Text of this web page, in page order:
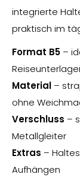
integrierte
praktisch im
Format B5 –
Material –
ohne
Verschluss –
Metallgleiter
Extras –
Aufhängen